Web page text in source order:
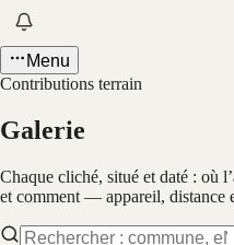
Menu
Contributions terrain
Galerie
Chaque cliché, situé et daté : où
et comment — appareil, distance